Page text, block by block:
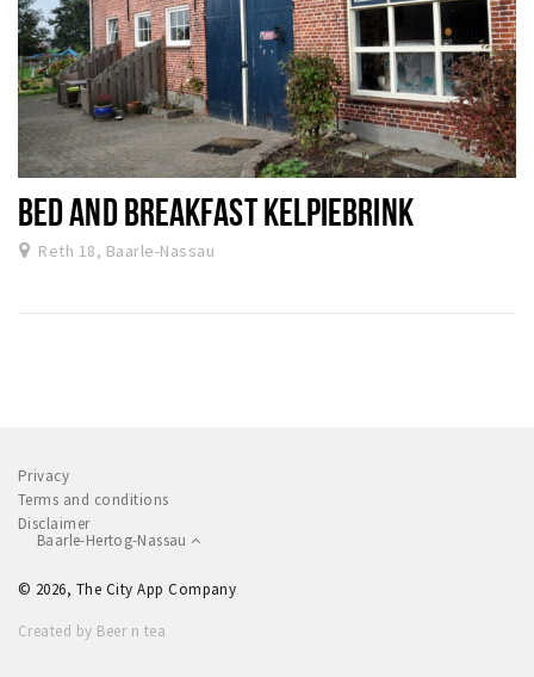
BED AND BREAKFAST KELPIEBRINK
Reth 18, Baarle-Nassau
Privacy
Terms and conditions
Disclaimer
Baarle-Hertog-Nassau
© 2026, The City App Company
Created by Beer n tea